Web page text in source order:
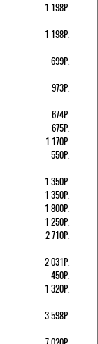
1 198Р.
1 198Р.
699Р.
973Р.
674Р.
675Р.
1 170Р.
550Р.
1 350Р.
1 350Р.
1 800Р.
1 250Р.
2 710Р.
2 031Р.
450Р.
1 320Р.
3 598Р.